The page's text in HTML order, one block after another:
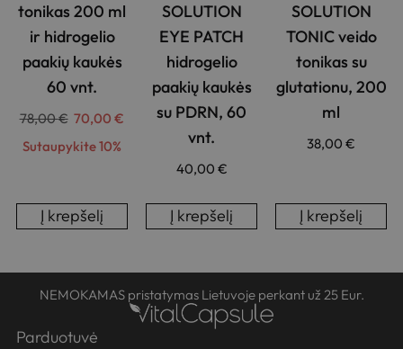
tonikas 200 ml
ir hidrogelio
paakių kaukės
60 vnt.
78,00€ 70,00€
Sutaupykite 10%
Į krepšelį
SOLUTION
EYE PATCH
hidrogelio
paakių kaukės
su PDRN, 60
vnt.
40,00 €
Į krepšelį
SOLUTION
TONIC veido
tonikas su
glutationu, 200
ml
38,00 €
Į krepšelį
NEMOKAMAS pristatymas Lietuvoje perkant už 25 Eur.
Parduotuvė